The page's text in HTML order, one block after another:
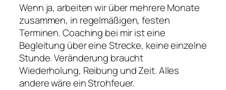
Wenn ja, arbeiten wir über mehrere Monate
zusammen, in regelmäßigen, festen
Terminen. Coaching bei mir ist eine
Begleitung über eine Strecke, keine einzelne
Stunde. Veränderung braucht
Wiederholung, Reibung und Zeit. Alles
andere wäre ein Strohfeuer.